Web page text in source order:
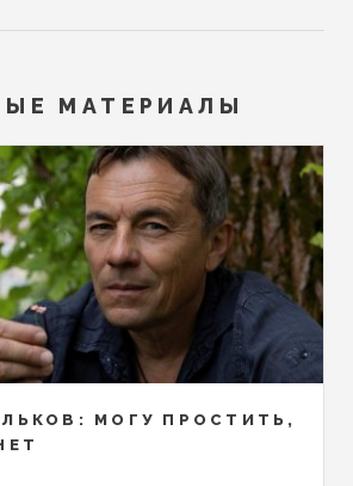
МАТЕРИАЛЫ
МОГУ ПРОСТИТЬ,